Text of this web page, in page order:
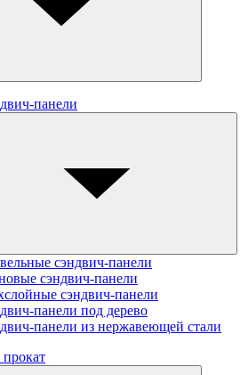
панели
сэндвич-панели
cэндвич-панели
сэндвич-панели
панели под дерево
панели из нержавеющей стали